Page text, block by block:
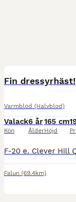
Fin dressyrhäst!
Varmblod (Halvblod)
Valack
Kön
6 år
Ålder
165 cm
Höjd
Falun (69.4km)